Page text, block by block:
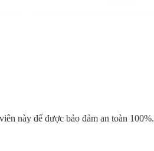
này để được bảo đảm an toàn 100%.